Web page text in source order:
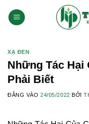
qua
XẠ ĐEN
Những Tác Hại
Phải Biết
ĐĂNG VÀO24/05/2022 BỞI